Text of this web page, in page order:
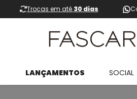
Trocas em até 30 dias
LANÇAMENTOS SOCIAL